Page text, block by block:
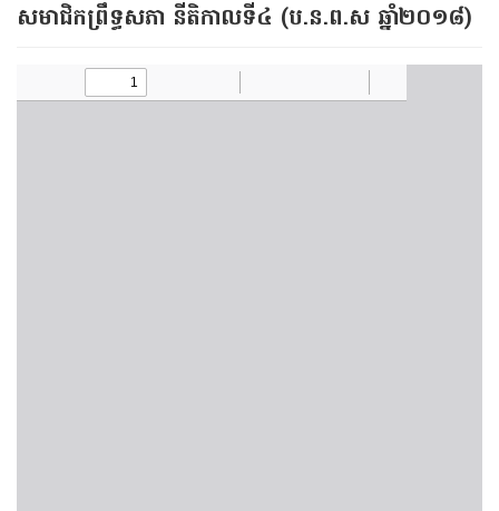
សមាជិកព្រឹទ្ធសភា​ នីតិកាលទី​៤ (ប.ន.ព.ស ឆ្នាំ២០១៨)